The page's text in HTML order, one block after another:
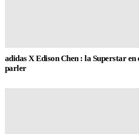
adidas X Edison Chen : la Superstar
parler